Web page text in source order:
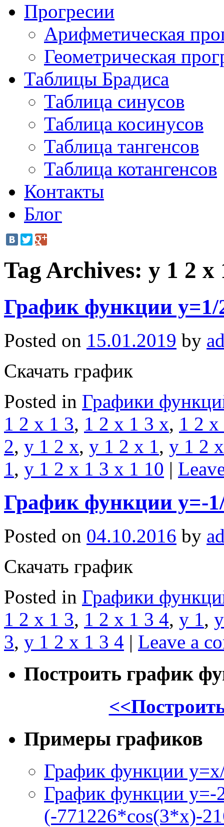
Прогресии
Арифметическая
Геометрическая
Таблицы Брадиса
Таблица синусов
Таблица косинусов
Таблица тангенсов
Таблица котангенсов
Контакты
Блог
Tag Archives: y 1 2 x
График функции y=1/
Posted on 15.01.2019 by
Скачать график
Posted in Графики
1 2 x 1 3, 1 2 x 1 3 x, 1 2
2, y 1 2 x, y 1 2 x 1, y 1 2
1, y 1 2 x 1 3 x 1 10 |
График функции y=-
Posted on 04.10.2016 by
Скачать график
Posted in Графики
1 2 x 1 3, 1 2 x 1 3 4, y 1 ,
3, y 1 2 x 1 3 4 | Leave a
Построить график
Примеры графиков
График функции
График функции y=-
(-771226*cos(3*x)-